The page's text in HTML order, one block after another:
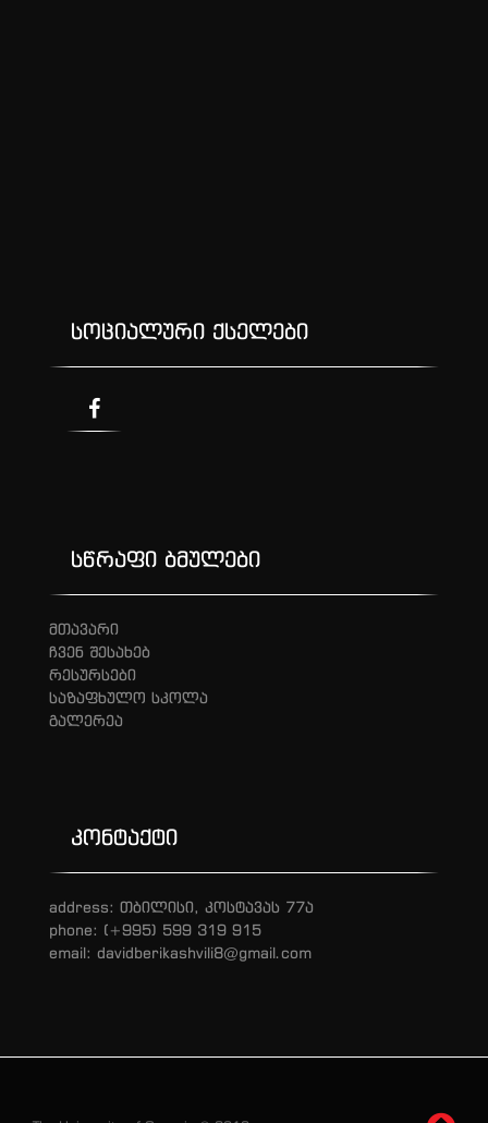
სოციალური ქსელები
სწრაფი ბმულები
მთავარი
ჩვენ შესახებ
რესურსები
საზაფხულო სკოლა
გალერეა
კონტაქტი
address: თბილისი, კოსტავას 77ა
phone: (+995) 599 319 915
email: davidberikashvili8@gmail.com